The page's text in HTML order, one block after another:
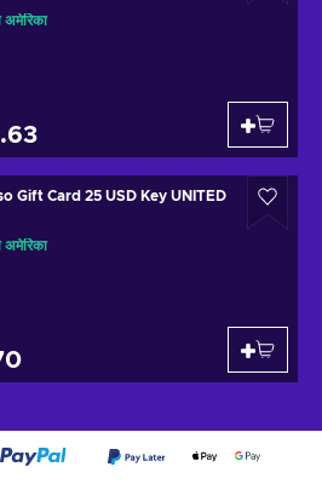
अमेरिका
Gift Card 25 USD Key UNITED
अमेरिका